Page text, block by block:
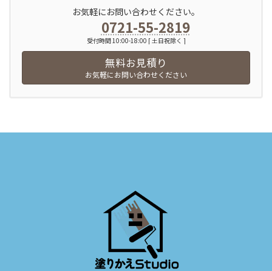
お気軽にお問い合わせください。
0721-55-2819
受付時間 10:00-18:00 [ 土日祝除く ]
無料お見積り
お気軽にお問い合わせください